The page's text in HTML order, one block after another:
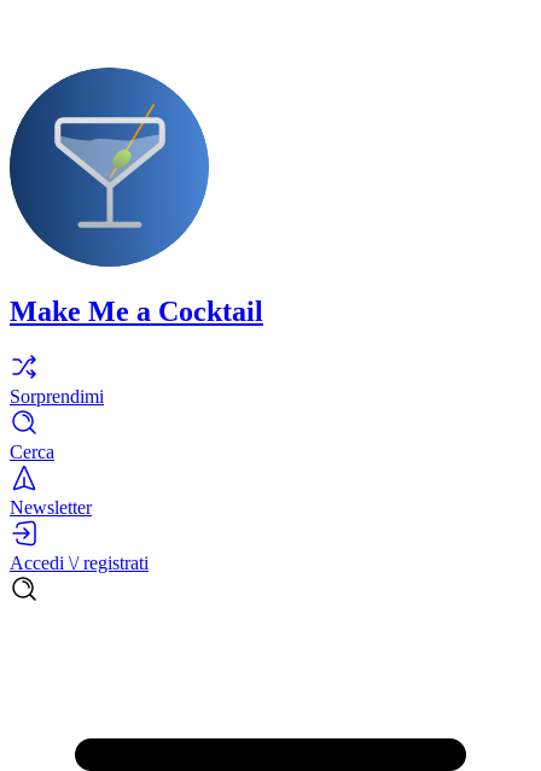
Make Me a Cocktail
Sorprendimi
Cerca
Newsletter
Accedi \/ registrati